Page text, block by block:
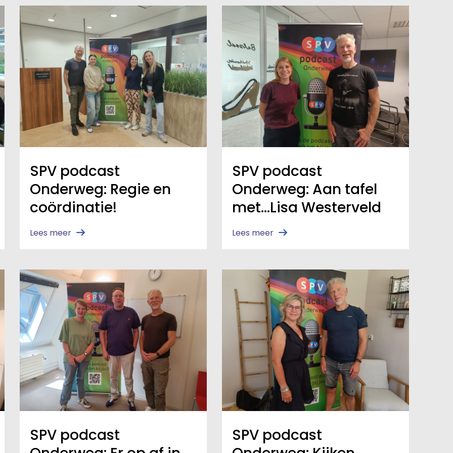
SPV podcast
Onderweg: Regie en
coördinatie!
Lees meer
SPV podcast
Onderweg: Aan tafel
met…Lisa Westerveld
Lees meer
SPV podcast
SPV podcast